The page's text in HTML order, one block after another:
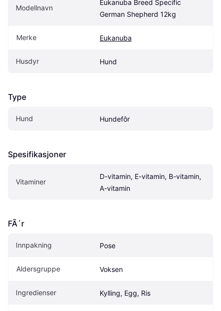
Modellnavn
Eukanuba Breed Specific
German Shepherd 12kg
Merke Eukanuba
Husdyr Hund
Type
Hund Hundefôr
Spesifikasjoner
Vitaminer
D-vitamin, E-vitamin, B-vitamin,
A-vitamin
FÃ´r
Innpakning Pose
Aldersgruppe Voksen
Ingredienser Kylling, Egg, Ris